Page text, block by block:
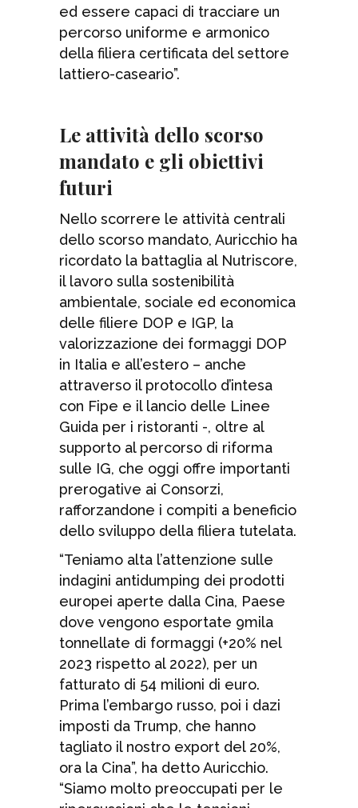
ed essere capaci di tracciare un
percorso uniforme e armonico
della filiera certificata del settore
lattiero-caseario”.
Le attività dello scorso
mandato e gli obiettivi
futuri
Nello scorrere le attività centrali
dello scorso mandato, Auricchio ha
ricordato la battaglia al Nutriscore,
il lavoro sulla sostenibilità
ambientale, sociale ed economica
delle filiere DOP e IGP, la
valorizzazione dei formaggi DOP
in Italia e all’estero – anche
attraverso il protocollo d’intesa
con Fipe e il lancio delle Linee
Guida per i ristoranti -, oltre al
supporto al percorso di riforma
sulle IG, che oggi offre importanti
prerogative ai Consorzi,
rafforzandone i compiti a beneficio
dello sviluppo della filiera tutelata.
“Teniamo alta l’attenzione sulle
indagini antidumping dei prodotti
europei aperte dalla Cina, Paese
dove vengono esportate 9mila
tonnellate di formaggi (+20% nel
2023 rispetto al 2022), per un
fatturato di 54 milioni di euro.
Prima l’embargo russo, poi i dazi
imposti da Trump, che hanno
tagliato il nostro export del 20%,
ora la Cina”, ha detto Auricchio.
“Siamo molto preoccupati per le